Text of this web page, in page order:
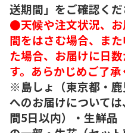
送期間」をご確認くだ
●天候や注文状況、
間をはさむ場合、ま
た場合、お届けに日
す。あらかじめご了承
※島しょ（東京都・
へのお届けについて
間5日以内）・生鮮品